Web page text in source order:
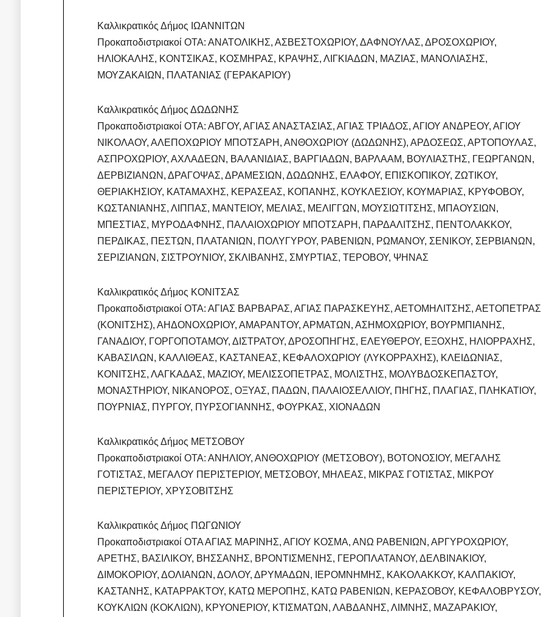
Καλλικρατικός Δήμος ΙΩΑΝΝΙΤΩΝ
Προκαποδιστριακοί ΟΤΑ: ΑΝΑΤΟΛΙΚΗΣ, ΑΣΒΕΣΤΟΧΩΡΙΟΥ, ΔΑΦΝΟΥΛΑΣ, ΔΡΟΣΟΧΩΡΙΟΥ,
ΗΛΙΟΚΑΛΗΣ, ΚΟΝΤΣΙΚΑΣ, ΚΟΣΜΗΡΑΣ, ΚΡΑΨΗΣ, ΛΙΓΚΙΑΔΩΝ, ΜΑΖΙΑΣ, ΜΑΝΟΛΙΑΣΗΣ,
ΜΟΥΖΑΚΑΙΩΝ, ΠΛΑΤΑΝΙΑΣ (ΓΕΡΑΚΑΡΙΟΥ)
Καλλικρατικός Δήμος ΔΩΔΩΝΗΣ
Προκαποδιστριακοί ΟΤΑ: ΑΒΓΟΥ, ΑΓΙΑΣ ΑΝΑΣΤΑΣΙΑΣ, ΑΓΙΑΣ ΤΡΙΑΔΟΣ, ΑΓΙΟΥ ΑΝΔΡΕΟΥ, ΑΓΙΟΥ
ΝΙΚΟΛΑΟΥ, ΑΛΕΠΟΧΩΡΙΟΥ ΜΠΟΤΣΑΡΗ, ΑΝΘΟΧΩΡΙΟΥ (ΔΩΔΩΝΗΣ), ΑΡΔΟΣΕΩΣ, ΑΡΤΟΠΟΥΛΑΣ,
ΑΣΠΡΟΧΩΡΙΟΥ, ΑΧΛΑΔΕΩΝ, ΒΑΛΑΝΙΔΙΑΣ, ΒΑΡΓΙΑΔΩΝ, ΒΑΡΛΑΑΜ, ΒΟΥΛΙΑΣΤΗΣ, ΓΕΩΡΓΑΝΩΝ,
ΔΕΡΒΙΖΙΑΝΩΝ, ΔΡΑΓΟΨΑΣ, ΔΡΑΜΕΣΙΩΝ, ΔΩΔΩΝΗΣ, ΕΛΑΦΟΥ, ΕΠΙΣΚΟΠΙΚΟΥ, ΖΩΤΙΚΟΥ,
ΘΕΡΙΑΚΗΣΙΟΥ, ΚΑΤΑΜΑΧΗΣ, ΚΕΡΑΣΕΑΣ, ΚΟΠΑΝΗΣ, ΚΟΥΚΛΕΣΙΟΥ, ΚΟΥΜΑΡΙΑΣ, ΚΡΥΦΟΒΟΥ,
ΚΩΣΤΑΝΙΑΝΗΣ, ΛΙΠΠΑΣ, ΜΑΝΤΕΙΟΥ, ΜΕΛΙΑΣ, ΜΕΛΙΓΓΩΝ, ΜΟΥΣΙΩΤΙΤΣΗΣ, ΜΠΑΟΥΣΙΩΝ,
ΜΠΕΣΤΙΑΣ, ΜΥΡΟΔΑΦΝΗΣ, ΠΑΛΑΙΟΧΩΡΙΟΥ ΜΠΟΤΣΑΡΗ, ΠΑΡΔΑΛΙΤΣΗΣ, ΠΕΝΤΟΛΑΚΚΟΥ,
ΠΕΡΔΙΚΑΣ, ΠΕΣΤΩΝ, ΠΛΑΤΑΝΙΩΝ, ΠΟΛΥΓΥΡΟΥ, ΡΑΒΕΝΙΩΝ, ΡΩΜΑΝΟΥ, ΣΕΝΙΚΟΥ, ΣΕΡΒΙΑΝΩΝ,
ΣΕΡΙΖΙΑΝΩΝ, ΣΙΣΤΡΟΥΝΙΟΥ, ΣΚΛΙΒΑΝΗΣ, ΣΜΥΡΤΙΑΣ, ΤΕΡΟΒΟΥ, ΨΗΝΑΣ
Καλλικρατικός Δήμος ΚΟΝΙΤΣΑΣ
Προκαποδιστριακοί ΟΤΑ: ΑΓΙΑΣ ΒΑΡΒΑΡΑΣ, ΑΓΙΑΣ ΠΑΡΑΣΚΕΥΗΣ, ΑΕΤΟΜΗΛΙΤΣΗΣ, ΑΕΤΟΠΕΤΡΑΣ
(ΚΟΝΙΤΣΗΣ), ΑΗΔΟΝΟΧΩΡΙΟΥ, ΑΜΑΡΑΝΤΟΥ, ΑΡΜΑΤΩΝ, ΑΣΗΜΟΧΩΡΙΟΥ, ΒΟΥΡΜΠΙΑΝΗΣ,
ΓΑΝΑΔΙΟΥ, ΓΟΡΓΟΠΟΤΑΜΟΥ, ΔΙΣΤΡΑΤΟΥ, ΔΡΟΣΟΠΗΓΗΣ, ΕΛΕΥΘΕΡΟΥ, ΕΞΟΧΗΣ, ΗΛΙΟΡΡΑΧΗΣ,
ΚΑΒΑΣΙΛΩΝ, ΚΑΛΛΙΘΕΑΣ, ΚΑΣΤΑΝΕΑΣ, ΚΕΦΑΛΟΧΩΡΙΟΥ (ΛΥΚΟΡΡΑΧΗΣ), ΚΛΕΙΔΩΝΙΑΣ,
ΚΟΝΙΤΣΗΣ, ΛΑΓΚΑΔΑΣ, ΜΑΖΙΟΥ, ΜΕΛΙΣΣΟΠΕΤΡΑΣ, ΜΟΛΙΣΤΗΣ, ΜΟΛΥΒΔΟΣΚΕΠΑΣΤΟΥ,
ΜΟΝΑΣΤΗΡΙΟΥ, ΝΙΚΑΝΟΡΟΣ, ΟΞΥΑΣ, ΠΑΔΩΝ, ΠΑΛΑΙΟΣΕΛΛΙΟΥ, ΠΗΓΗΣ, ΠΛΑΓΙΑΣ, ΠΛΗΚΑΤΙΟΥ,
ΠΟΥΡΝΙΑΣ, ΠΥΡΓΟΥ, ΠΥΡΣΟΓΙΑΝΝΗΣ, ΦΟΥΡΚΑΣ, ΧΙΟΝΑΔΩΝ
Καλλικρατικός Δήμος ΜΕΤΣΟΒΟΥ
Προκαποδιστριακοί ΟΤΑ: ΑΝΗΛΙΟΥ, ΑΝΘΟΧΩΡΙΟΥ (ΜΕΤΣΟΒΟΥ), ΒΟΤΟΝΟΣΙΟΥ, ΜΕΓΑΛΗΣ
ΓΟΤΙΣΤΑΣ, ΜΕΓΑΛΟΥ ΠΕΡΙΣΤΕΡΙΟΥ, ΜΕΤΣΟΒΟΥ, ΜΗΛΕΑΣ, ΜΙΚΡΑΣ ΓΟΤΙΣΤΑΣ, ΜΙΚΡΟΥ
ΠΕΡΙΣΤΕΡΙΟΥ, ΧΡΥΣΟΒΙΤΣΗΣ
Καλλικρατικός Δήμος ΠΩΓΩΝΙΟΥ
Προκαποδιστριακοί ΟΤΑ ΑΓΙΑΣ ΜΑΡΙΝΗΣ, ΑΓΙΟΥ ΚΟΣΜΑ, ΑΝΩ ΡΑΒΕΝΙΩΝ, ΑΡΓΥΡΟΧΩΡΙΟΥ,
ΑΡΕΤΗΣ, ΒΑΣΙΛΙΚΟΥ, ΒΗΣΣΑΝΗΣ, ΒΡΟΝΤΙΣΜΕΝΗΣ, ΓΕΡΟΠΛΑΤΑΝΟΥ, ΔΕΛΒΙΝΑΚΙΟΥ,
ΔΙΜΟΚΟΡΙΟΥ, ΔΟΛΙΑΝΩΝ, ΔΟΛΟΥ, ΔΡΥΜΑΔΩΝ, ΙΕΡΟΜΝΗΜΗΣ, ΚΑΚΟΛΑΚΚΟΥ, ΚΑΛΠΑΚΙΟΥ,
ΚΑΣΤΑΝΗΣ, ΚΑΤΑΡΡΑΚΤΟΥ, ΚΑΤΩ ΜΕΡΟΠΗΣ, ΚΑΤΩ ΡΑΒΕΝΙΩΝ, ΚΕΡΑΣΟΒΟΥ, ΚΕΦΑΛΟΒΡΥΣΟΥ,
ΚΟΥΚΛΙΩΝ (ΚΟΚΛΙΩΝ), ΚΡΥΟΝΕΡΙΟΥ, ΚΤΙΣΜΑΤΩΝ, ΛΑΒΔΑΝΗΣ, ΛΙΜΝΗΣ, ΜΑΖΑΡΑΚΙΟΥ,